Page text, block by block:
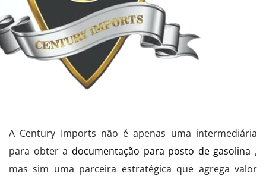
A Century Imports não é apenas uma intermediária
para obter a documentação para posto de gasolina ,
mas sim uma parceira estratégica que agrega valor